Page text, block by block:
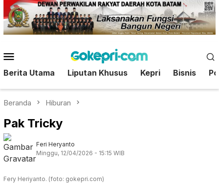
Loncat
ke
konten
Mobile
Berita Utama Liputan Khusus Kepri Bisnis
Beranda Hiburan
Pak Tricky
Feri Heryanto
Minggu, 12/04/2026 - 15:15 WIB
Fery Heriyanto. (foto: gokepri.com)